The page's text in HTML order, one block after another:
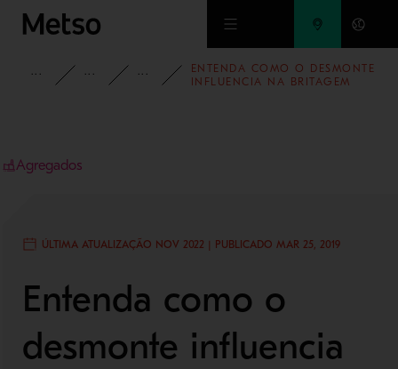
Ir para o conteúdo principal
INSIGHTSBLOG BLOG - AGREGADOS
ENTENDA COMO O DESMONTE
INFLUENCIA NA BRITAGEM
Agregados
ÚLTIMA ATUALIZAÇÃO NOV 2022 | PUBLICADO MAR 25, 2019
Entenda como o
desmonte influencia